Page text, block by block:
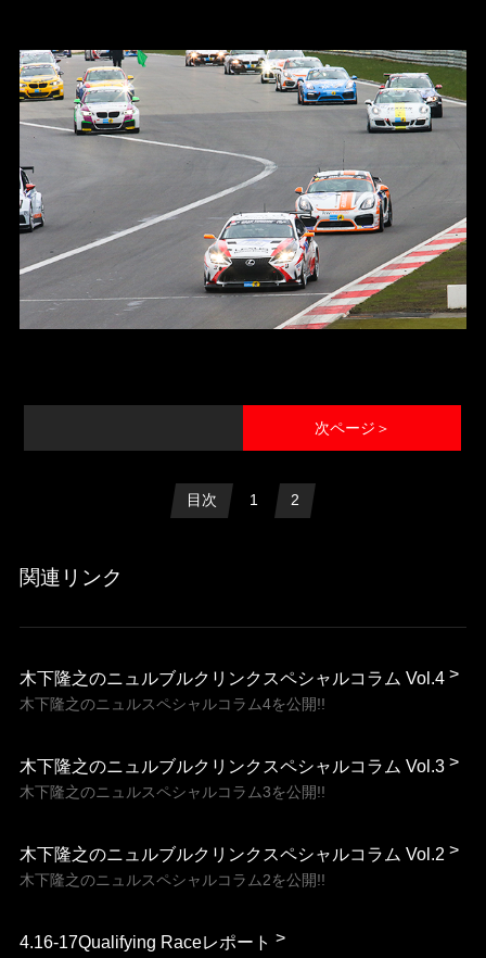
次ページ＞
目次 1 2
関連リンク
木下隆之のニュルブルクリンクスペシャルコラム Vol.4
木下隆之のニュルスペシャルコラム4を公開!!
木下隆之のニュルブルクリンクスペシャルコラム Vol.3
木下隆之のニュルスペシャルコラム3を公開!!
木下隆之のニュルブルクリンクスペシャルコラム Vol.2
木下隆之のニュルスペシャルコラム2を公開!!
4.16-17Qualifying Raceレポート